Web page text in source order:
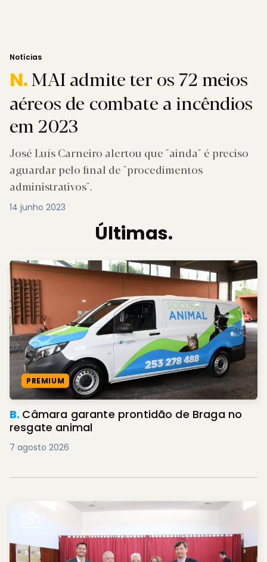
Notícias
N.MAI admite ter os 72 meios
aéreos de combate a incêndios
em 2023
José Luís Carneiro alertou que "ainda" é preciso
aguardar pelo final de "procedimentos
administrativos".
14 junho 2023
Últimas.
PREMIUM
B. Câmara garante prontidão de Braga no
resgate animal
7 agosto 2026